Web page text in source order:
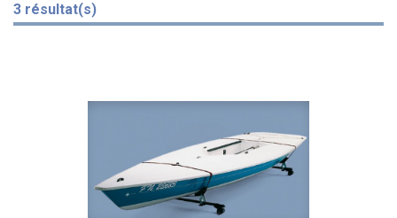
3 résultat(s)